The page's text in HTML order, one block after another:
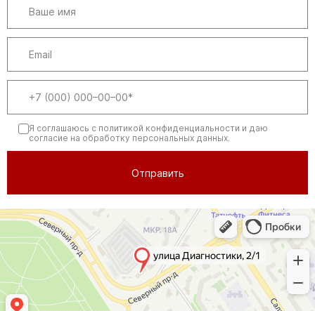
Я соглашаюсь с политикой конфиденциальности и даю
согласие на обработку персональных данных.